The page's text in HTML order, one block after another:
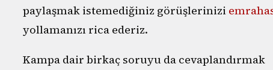
paylaşmak istemediğiniz görüşlerinizi
yollamanızı rica ederiz.
Kampa dair birkaç soruyu da cevaplandırmak